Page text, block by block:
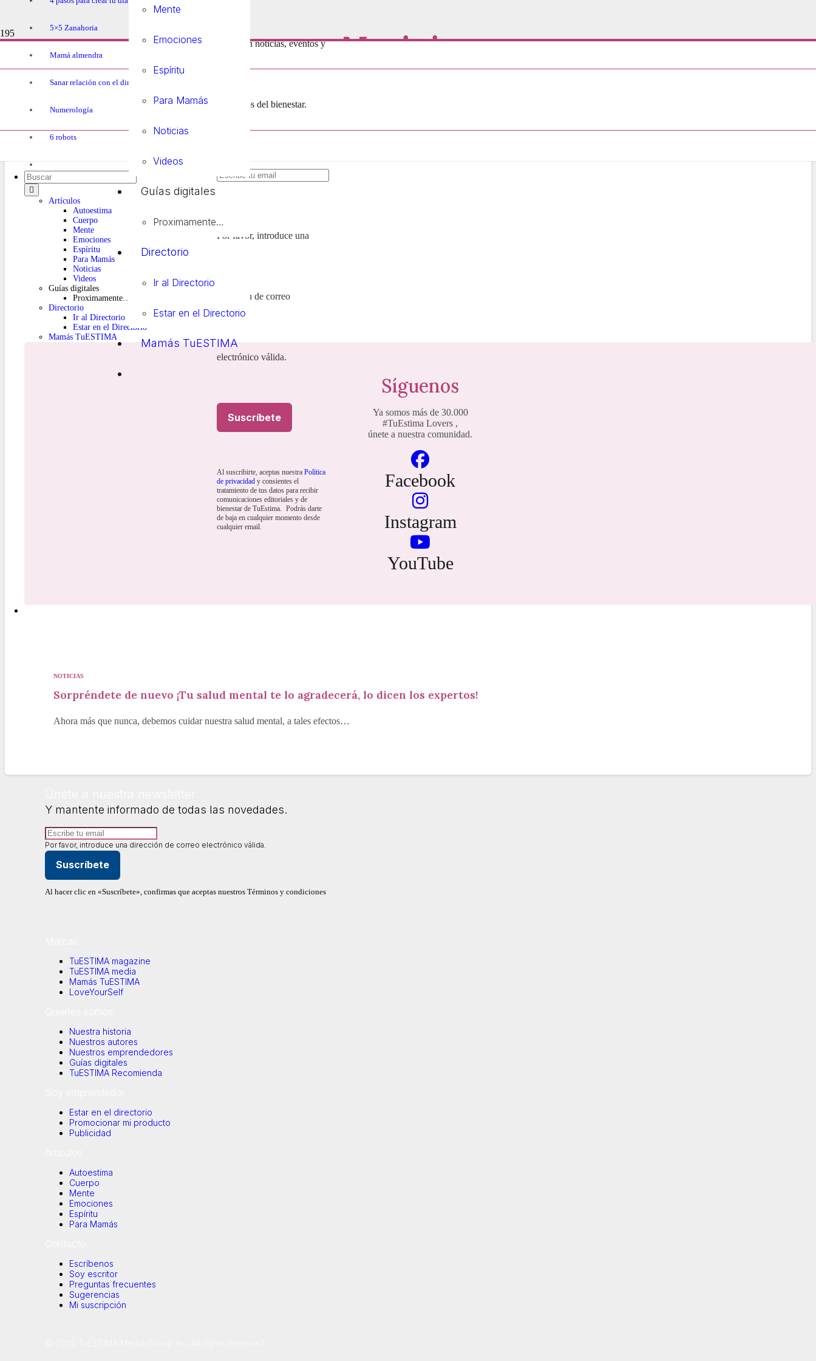
5×5 Zanahoria
Mamá almendra
Sanar relación con el dinero
Numerología
6 robots
último en noticias, eventos y
productos del bienestar.
Por favor, introduce una
dirección de correo
electrónico válida.
Suscríbete
Al suscribirte, aceptas nuestra Política
de privacidad y consientes el
tratamiento de tus datos para recibir
comunicaciones editoriales y de
bienestar de TuEstima. Podrás darte
de baja en cualquier momento desde
cualquier email.
Mente
Emociones
Espíritu
Para Mamás
Noticias
Videos
Guías digitales
Proximamente…
Directorio
Ir al Directorio
Estar en el Directorio
Mamás TuESTIMA
Artículos
Autoestima
Cuerpo
Mente
Emociones
Espíritu
Para Mamás
Noticias
Videos
Guías digitales
Proximamente…
Directorio
Ir al Directorio
Estar en el Directorio
Mamás TuESTIMA
Síguenos
Ya somos más de 30.000
#TuEstima Lovers ,
únete a nuestra comunidad.
Facebook
Instagram
YouTube
Noticias
NOTICIAS
Sorpréndete de nuevo ¡Tu salud mental te lo agradecerá, lo dicen los expertos!
Ahora más que nunca, debemos cuidar nuestra salud mental, a tales efectos…
Y mantente informado de todas las novedades.
Por favor, introduce una dirección de correo electrónico válida.
Suscríbete
Al hacer clic en «Suscríbete», confirmas que aceptas nuestros Términos y condiciones
TuESTIMA magazine
TuESTIMA media
Mamás TuESTIMA
LoveYourSelf
Nuestra historia
Nuestros autores
Nuestros emprendedores
Guías digitales
TuESTIMA Recomienda
Estar en el directorio
Promocionar mi producto
Publicidad
Autoestima
Cuerpo
Mente
Emociones
Espíritu
Para Mamás
Escríbenos
Soy escritor
Preguntas frecuentes
Sugerencias
Mi suscripción